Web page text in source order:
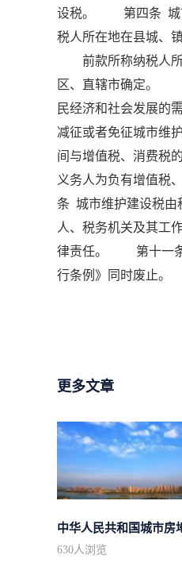
设税。 第四条 城
税人所在地在县城、
前款所称纳税人所
区、直辖市确定。
民经济和社会发展的
减征或者免征城市维
间与增值税、消费税
义务人为负有增值税
条 城市维护建设税
人、税务机关及其工
律责任。 第十一条
行条例》同时废止。
更多文章
630人浏览